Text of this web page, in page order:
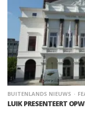
BUITENLANDS NIEUWS
LUIK PRESENTEERT